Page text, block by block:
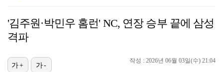
"큰 섭섭함 안겨 미안"…블랙핑크 지수, 10주년 잡음…
생애 첫 승 노리는 강채연·서어진·장은수, 제주삼다수 …
'김주원·박민우 홈런' NC, 연장 승부 끝에 삼성
격파
작성 : 2026년 06월 03일(수) 21:04
가+ 가-